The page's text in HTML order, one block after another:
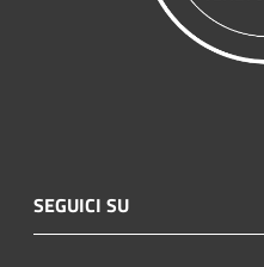
SEGUICI SU